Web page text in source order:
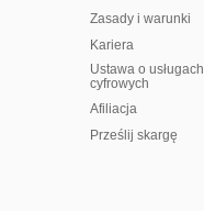
Zasady i warunki
Kariera
Ustawa o usługach
cyfrowych
Afiliacja
Prześlij skargę